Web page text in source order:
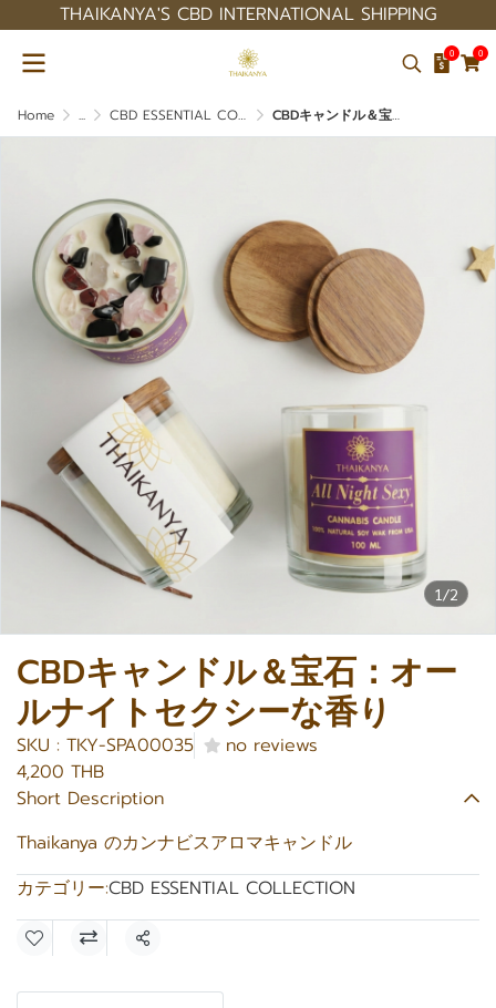
THAIKANYA'S CBD INTERNATIONAL SHIPPING
0 0
Home ... CBD ESSENTIAL COLLECTION CBDキャンドル＆宝石：オールナイトセクシーな香り
1/2
CBDキャンドル＆宝石：オー
ルナイトセクシーな香り
SKU : TKY-SPA00035
no reviews
4,200 THB
Short Description
Thaikanya のカンナビスアロマキャンドル
カテゴリー:CBD ESSENTIAL COLLECTION
共有